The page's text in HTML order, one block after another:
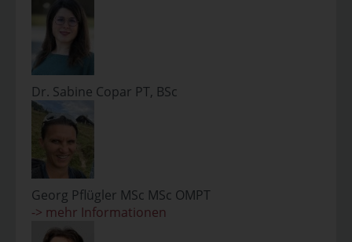
Dr. Sabine Copar PT, BSc
Georg Pflügler MSc MSc OMPT
-> mehr Informationen